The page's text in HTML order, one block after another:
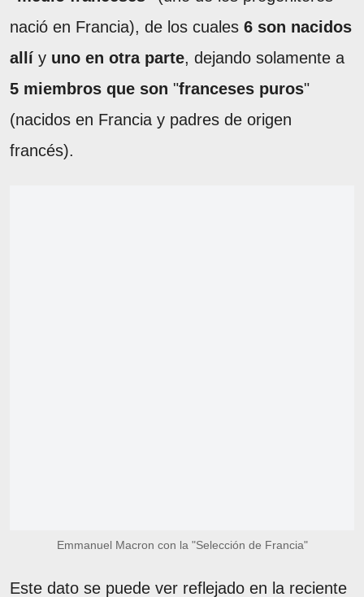
nació en Francia), de los cuales 6 son nacidos
allí y uno en otra parte, dejando solamente a
5 miembros que son "franceses puros"
(nacidos en Francia y padres de origen
francés).
Emmanuel Macron con la "Selección de Francia"
Este dato se puede ver reflejado en la reciente